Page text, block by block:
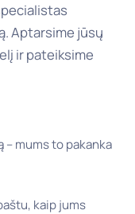
Aptarsime jūsų
ir pateiksime
– mums to pakanka
kaip jums